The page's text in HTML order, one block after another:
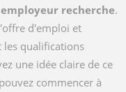
recherche.
d'emploi et
les qualifications
une idée claire de ce
commencer à